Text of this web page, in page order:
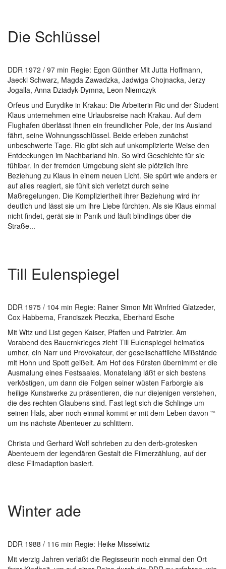
Die Schlüssel
DDR 1972 / 97 min Regie: Egon Günther Mit Jutta Hoffmann,
Jaecki Schwarz, Magda Zawadzka, Jadwiga Chojnacka, Jerzy
Jogalla, Anna Dziadyk-Dymna, Leon Niemczyk
Orfeus und Eurydike in Krakau: Die Arbeiterin Ric und der Student
Klaus unternehmen eine Urlaubsreise nach Krakau. Auf dem
Flughafen überlässt ihnen ein freundlicher Pole, der ins Ausland
fährt, seine Wohnungsschlüssel. Beide erleben zunächst
unbeschwerte Tage. Ric gibt sich auf unkomplizierte Weise den
Entdeckungen im Nachbarland hin. So wird Geschichte für sie
fühlbar. In der fremden Umgebung sieht sie plötzlich ihre
Beziehung zu Klaus in einem neuen Licht. Sie spürt wie anders er
auf alles reagiert, sie fühlt sich verletzt durch seine
Maßregelungen. Die Kompliziertheit ihrer Beziehung wird ihr
deutlich und lässt sie um ihre Liebe fürchten. Als sie Klaus einmal
nicht findet, gerät sie in Panik und läuft blindlings über die
Straße...
Till Eulenspiegel
DDR 1975 / 104 min Regie: Rainer Simon Mit Winfried Glatzeder,
Cox Habbema, Franciszek Pieczka, Eberhard Esche
Mit Witz und List gegen Kaiser, Pfaffen und Patrizier. Am
Vorabend des Bauernkrieges zieht Till Eulenspiegel heimatlos
umher, ein Narr und Provokateur, der gesellschaftliche Mißstände
mit Hohn und Spott geißelt. Am Hof des Fürsten übernimmt er die
Ausmalung eines Festsaales. Monatelang läßt er sich bestens
verköstigen, um dann die Folgen seiner wüsten Farborgie als
heilige Kunstwerke zu präsentieren, die nur diejenigen verstehen,
die des rechten Glaubens sind. Fast legt sich die Schlinge um
seinen Hals, aber noch einmal kommt er mit dem Leben davon "“
um ins nächste Abenteuer zu schlittern.
Christa und Gerhard Wolf schrieben zu den derb-grotesken
Abenteuern der legendären Gestalt die Filmerzählung, auf der
diese Filmadaption basiert.
Winter ade
DDR 1988 / 116 min Regie: Heike Misselwitz
Mit vierzig Jahren verläßt die Regisseurin noch einmal den Ort